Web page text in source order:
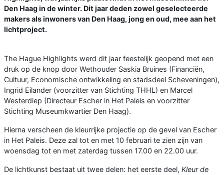
Den Haag in de winter. Dit jaar deden zowel geselecteerde
makers als inwoners van Den Haag, jong en oud, mee aan het
lichtproject.
The Hague Highlights werd dit jaar feestelijk geopend met een
druk op de knop door Wethouder Saskia Bruines (Financiën,
Cultuur, Economische ontwikkeling en stadsdeel Scheveningen),
Ingrid Eilander (voorzitter van Stichting THHL) en Marcel
Westerdiep (Directeur Escher in Het Paleis en voorzitter
Stichting Museumkwartier Den Haag).
Hierna verscheen de kleurrijke projectie op de gevel van Escher
in Het Paleis. Deze zal tot en met 10 februari te zien zijn van
woensdag tot en met zaterdag tussen 17.00 en 22.00 uur.
De lichtkunst bestaat uit twee delen: het eerste deel, Kleur de